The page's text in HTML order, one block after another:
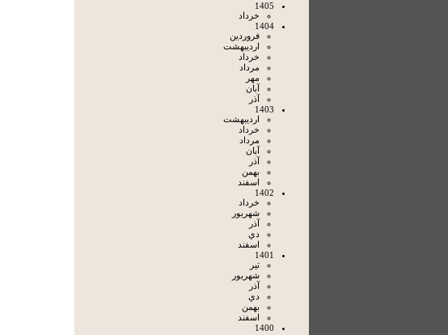
1405
خرداد
1404
فروردين
ارديبهشت
خرداد
مرداد
مهر
آبان
آذر
1403
ارديبهشت
خرداد
مرداد
آبان
آذر
بهمن
اسفند
1402
خرداد
شهريور
آذر
دي
اسفند
1401
تير
شهريور
آذر
دي
بهمن
اسفند
1400